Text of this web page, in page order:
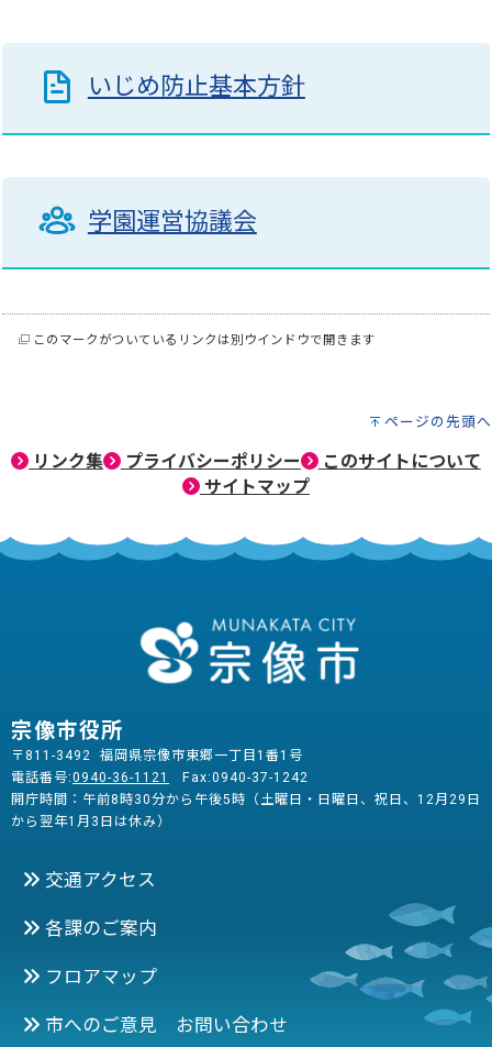
いじめ防止基本方針
学園運営協議会
このマークがついているリンクは別ウインドウで開きます
ページの先頭へ
リンク集 プライバシーポリシー
このサイトについて
サイトマップ
宗像市役所
〒811-3492 福岡県宗像市東郷一丁目1番1号
電話番号:0940-36-1121
Fax:0940-37-1242
開庁時間：午前8時30分から午後5時（土曜日・日曜日、祝日、12月29日
から翌年1月3日は休み）
交通アクセス
各課のご案内
フロアマップ
市へのご意見 お問い合わせ